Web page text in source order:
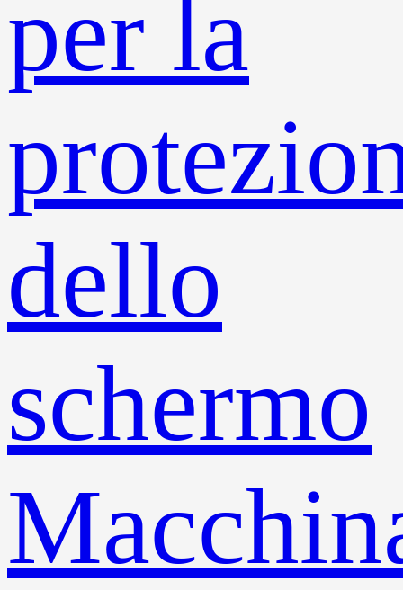
per la
dello
schermo